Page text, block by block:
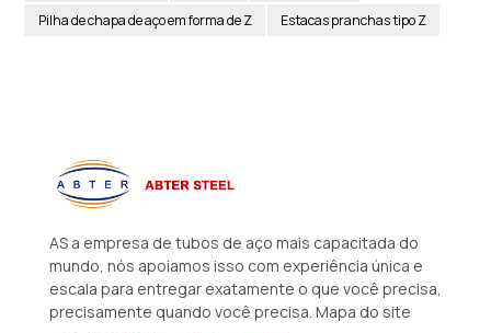
Pilha de chapa de aço em forma de Z
Estacas pranchas tipo Z
AS a empresa de tubos de aço mais capacitada do
mundo, nós apoiamos isso com experiência única e
escala para entregar exatamente o que você precisa,
precisamente quando você precisa. Mapa do site